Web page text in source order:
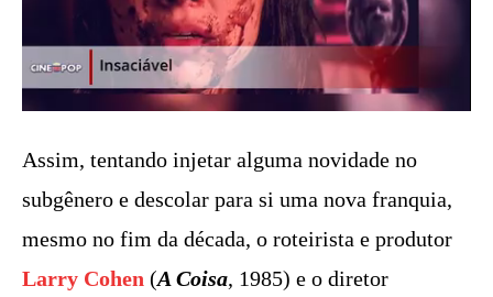
Assim, tentando injetar alguma novidade no
subgênero e descolar para si uma nova franquia,
mesmo no fim da década, o roteirista e produtor
Larry Cohen (A Coisa, 1985) e o diretor